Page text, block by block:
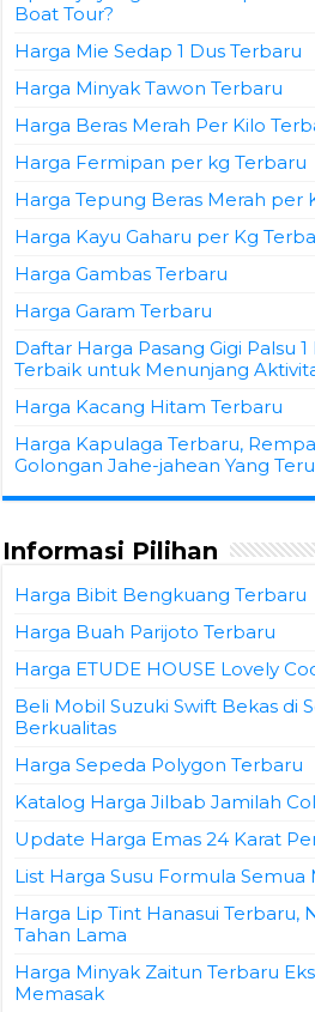
Boat Tour?
Harga Mie Sedap 1 Dus Terbaru
Harga Minyak Tawon Terbaru
Harga Beras Merah Per Kilo
Harga Fermipan per kg Terbaru
Harga Tepung Beras Merah per
Harga Kayu Gaharu per Kg
Harga Gambas Terbaru
Harga Garam Terbaru
Daftar Harga Pasang Gigi Palsu
Terbaik untuk Menunjang
Harga Kacang Hitam Terbaru
Harga Kapulaga Terbaru,
Golongan Jahe-jahean Yang
Informasi Pilihan
Harga Bibit Bengkuang Terbaru
Harga Buah Parijoto Terbaru
Harga ETUDE HOUSE Lovely
Beli Mobil Suzuki Swift Bekas di
Berkualitas
Harga Sepeda Polygon Terbaru
Katalog Harga Jilbab Jamilah
Update Harga Emas 24 Karat
List Harga Susu Formula Semua
Harga Lip Tint Hanasui Terbaru,
Tahan Lama
Harga Minyak Zaitun Terbaru
Memasak